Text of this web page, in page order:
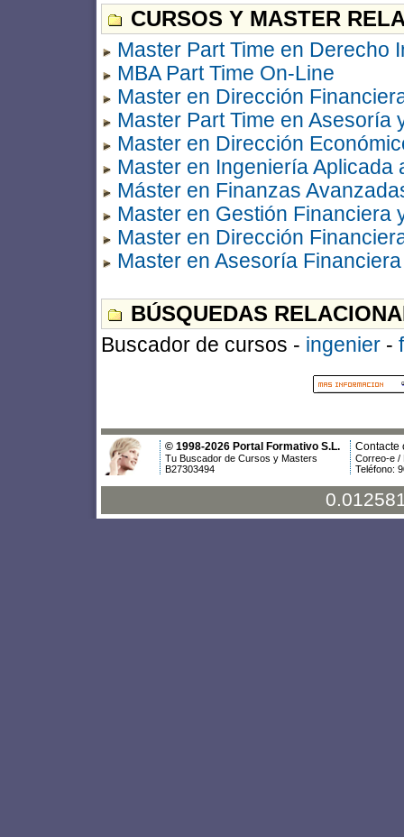
CURSOS Y MASTER
Master Part Time en Derecho
MBA Part Time On-Line
Master en Dirección
Master Part Time en Asesoría
Master en Dirección
Master en Ingeniería
Máster en Finanzas
Master en Gestión Financiera
Master en Dirección
Master en Asesoría Financiera
BÚSQUEDAS
Buscador de cursos - ingenier -
© 1998-2026 Portal Formativo S.L.
Tu Buscador de Cursos y Masters
B27303494
Contacte
Correo-e /
Teléfono: